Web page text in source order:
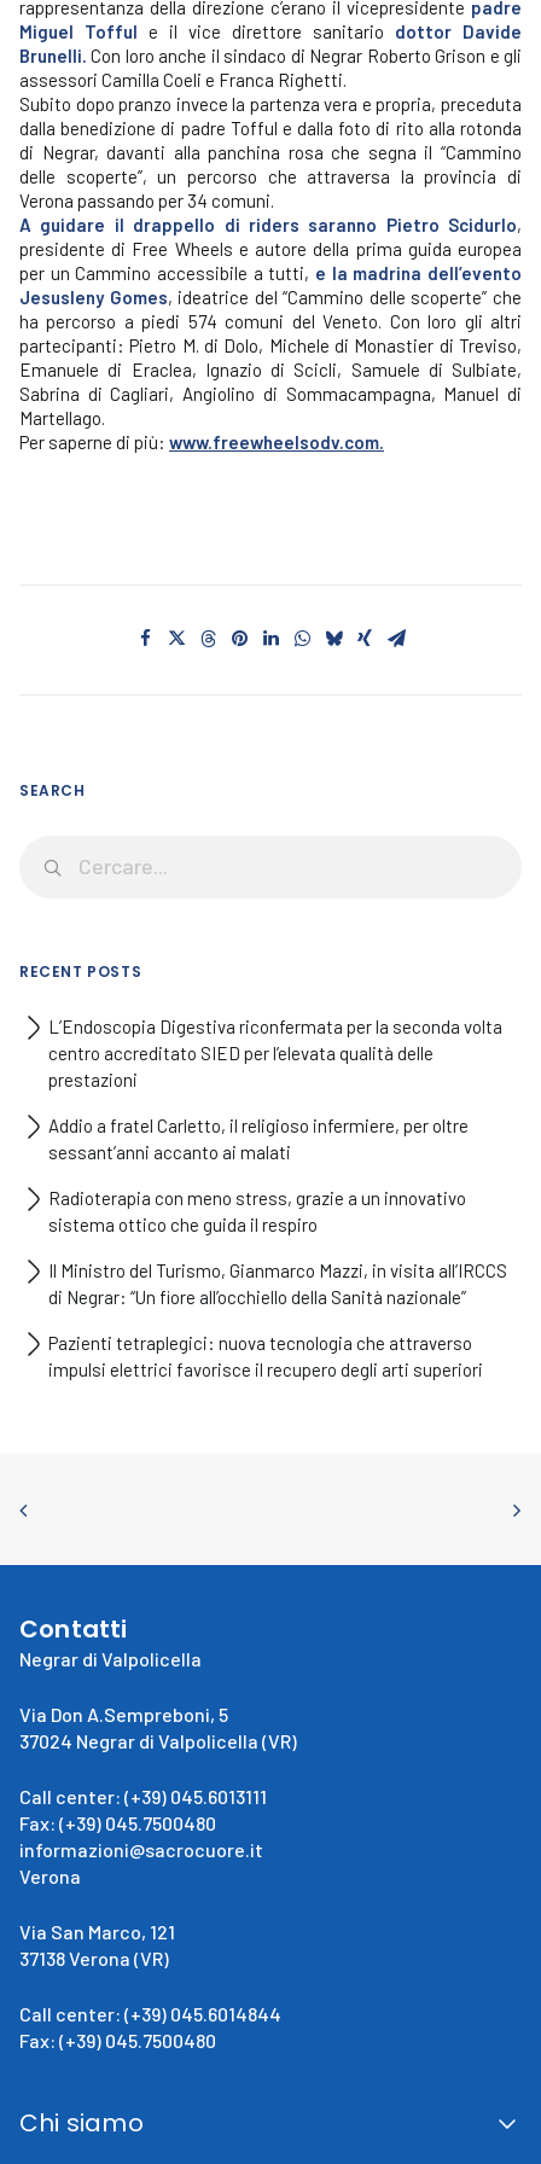
rappresentanza della direzione c’erano il vicepresidente padre
Miguel Tofful e il vice direttore sanitario dottor Davide
Brunelli. Con loro anche il sindaco di Negrar Roberto Grison e gli
assessori Camilla Coeli e Franca Righetti.
Subito dopo pranzo invece la partenza vera e propria, preceduta
dalla benedizione di padre Tofful e dalla foto di rito alla rotonda
di Negrar, davanti alla panchina rosa che segna il “Cammino
delle scoperte”, un percorso che attraversa la provincia di
Verona passando per 34 comuni.
A guidare il drappello di riders saranno Pietro Scidurlo,
presidente di Free Wheels e autore della prima guida europea
per un Cammino accessibile a tutti, e la madrina dell’evento
Jesusleny Gomes, ideatrice del “Cammino delle scoperte” che
ha percorso a piedi 574 comuni del Veneto. Con loro gli altri
partecipanti: Pietro M. di Dolo, Michele di Monastier di Treviso,
Emanuele di Eraclea, Ignazio di Scicli, Samuele di Sulbiate,
Sabrina di Cagliari, Angiolino di Sommacampagna, Manuel di
Martellago.
Per saperne di più: www.freewheelsodv.com.
SEARCH
RECENT POSTS
L’Endoscopia Digestiva riconfermata per la seconda volta
centro accreditato SIED per l’elevata qualità delle
prestazioni
Addio a fratel Carletto, il religioso infermiere, per oltre
sessant’anni accanto ai malati
Radioterapia con meno stress, grazie a un innovativo
sistema ottico che guida il respiro
Il Ministro del Turismo, Gianmarco Mazzi, in visita all’IRCCS
di Negrar: “Un fiore all’occhiello della Sanità nazionale”
Pazienti tetraplegici: nuova tecnologia che attraverso
impulsi elettrici favorisce il recupero degli arti superiori
Contatti
Negrar di Valpolicella
Via Don A.Sempreboni, 5
37024 Negrar di Valpolicella (VR)
Call center: (+39) 045.6013111
Fax: (+39) 045.7500480
informazioni@sacrocuore.it
Verona
Via San Marco, 121
37138 Verona (VR)
Call center: (+39) 045.6014844
Fax: (+39) 045.7500480
Chi siamo